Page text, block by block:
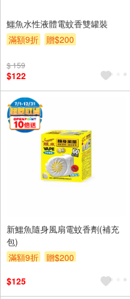
鱷魚水性液體電蚊香雙罐裝
滿額9折
贈$200
$ 159
$122
新鱷魚隨身風扇電蚊香劑(補充
包)
滿額9折
贈$200
$125